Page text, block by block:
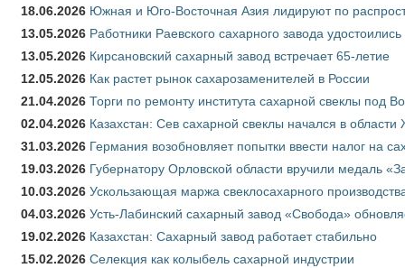
18.06.2026 Южная и Юго-Восточная Азия лидируют по
13.05.2026 Работники Раевского сахарного завода удостоились
13.05.2026 Кирсановский сахарный завод встречает 65-летие
12.05.2026 Как растет рынок сахарозаменителей в России
21.04.2026 Торги по ремонту института сахарной свеклы под
02.04.2026 Казахстан: Сев сахарной свеклы начался в области
31.03.2026 Германия возобновляет попытки ввести налог на
19.03.2026 Губернатору Орловской области вручили медаль
10.03.2026 Ускользающая маржа свеклосахарного
04.03.2026 Усть-Лабинский сахарный завод «Свобода»
19.02.2026 Казахстан: Сахарный завод работает стабильно
15.02.2026 Селекция как колыбель сахарной индустрии